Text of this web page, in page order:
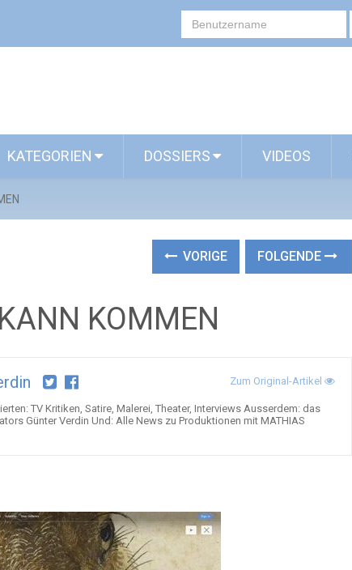
KATEGORIEN DOSSIERS VIDEOS
VORIGE FOLGENDE
KOMMEN
Zum Original-Artikel
TV Kritiken, Satire, Malerei, Theater, Interviews Ausserdem: das
Günter Verdin Und: Alle News zu Produktionen mit MATHIAS